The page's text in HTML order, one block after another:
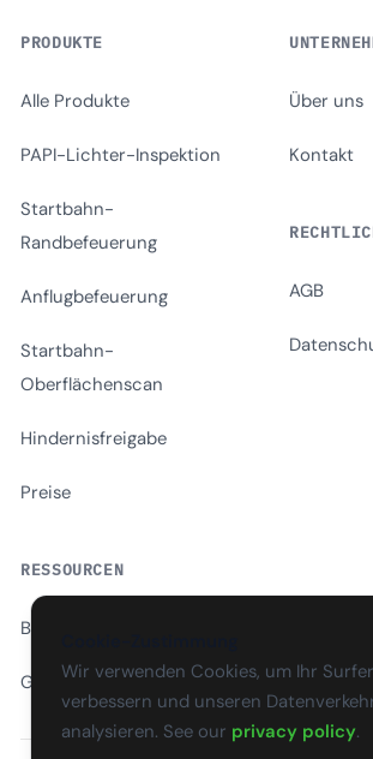
PRODUKTE
Alle Produkte
PAPI-Lichter-Inspektion
Startbahn-
Randbefeuerung
Anflugbefeuerung
Startbahn-
Oberflächenscan
Hindernisfreigabe
Preise
RESSOURCEN
Blog
Glossar
Über uns
Kontakt
AGB
Wir verwenden Cookies, um Ihr
verbessern und unseren
analysieren. See our privacy policy.